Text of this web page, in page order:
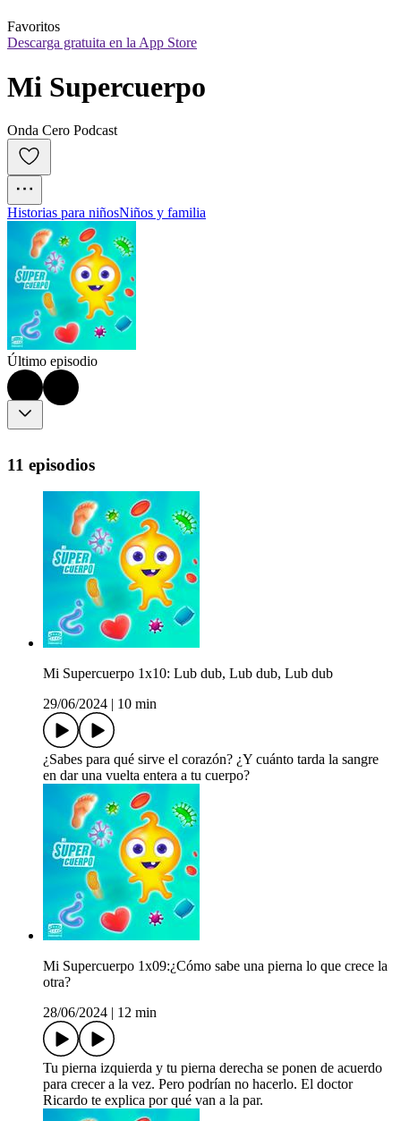
Favoritos
Descarga gratuita en la App Store
Mi Supercuerpo
Onda Cero Podcast
Historias para niñosNiños y familia
Último episodio
11 episodios
Mi Supercuerpo 1x10: Lub dub, Lub dub, Lub dub
29/06/2024
10 min
¿Sabes para qué sirve el corazón? ¿Y cuánto tarda la sangre
en dar una vuelta entera a tu cuerpo?
Mi Supercuerpo 1x09:¿Cómo sabe una pierna lo que crece la
otra?
28/06/2024
12 min
Tu pierna izquierda y tu pierna derecha se ponen de acuerdo
para crecer a la vez. Pero podrían no hacerlo. El doctor
Ricardo te explica por qué van a la par.